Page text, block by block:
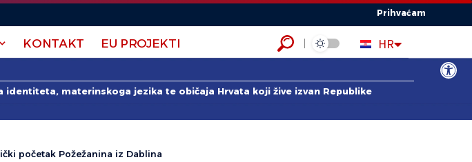
Open
Prihvaćam
KONTAKT EU PROJEKTI HR
EN
ES
materinskoga jezika te običaja Hrvata koji žive izvan Republike
početak Požežanina iz Dablina